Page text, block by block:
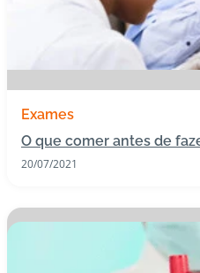
Exames
O que comer antes de
20/07/2021